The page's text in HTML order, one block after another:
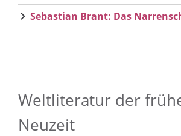
Sebastian Brant: Das
Weltliteratur der
Neuzeit